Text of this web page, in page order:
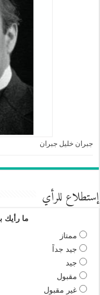
جبران خليل جبران
إستطلاع للرأي
ما رأيك
ممتاز
جيد جداً
جيد
مقبول
غير مقبول